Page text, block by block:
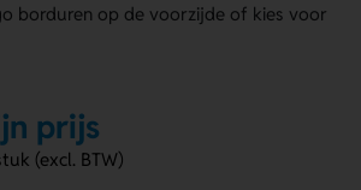
borduren op de voorzijde of kies voor
evenementen die op willen vallen in
de goedkope muts met
prijs
(excl. BTW)